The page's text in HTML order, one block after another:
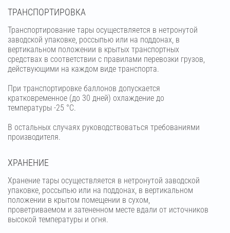
ТРАНСПОРТИРОВКА
Транспортирование тары осуществляется в нетронутой
заводской упаковке, россыпью или на поддонах, в
вертикальном положении в крытых транспортных
средствах в соответствии с правилами перевозки грузов,
действующими на каждом виде транспорта.
При транспортировке баллонов допускается
кратковременное (до 30 дней) охлаждение до
температуры -25 °С.
В остальных случаях руководствоваться требованиями
производителя.
ХРАНЕНИЕ
Хранение тары осуществляется в нетронутой заводской
упаковке, россыпью или на поддонах, в вертикальном
положении в крытом помещении в сухом,
проветриваемом и затененном месте вдали от источников
высокой температуры и огня.